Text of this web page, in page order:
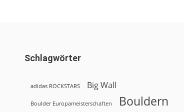
Schlagwörter
adidas ROCKSTARS Big Wall
Boulder Europameisterschaften Bouldern